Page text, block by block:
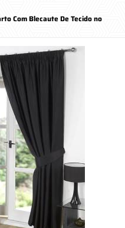
Com Blecaute De Tecido no